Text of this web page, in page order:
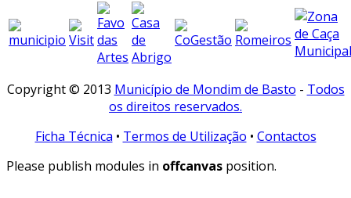
Copyright © 2013 Município de Mondim de Basto - Todos
os direitos reservados.
Ficha Técnica • Termos de Utilização • Contactos
Please publish modules in offcanvas position.